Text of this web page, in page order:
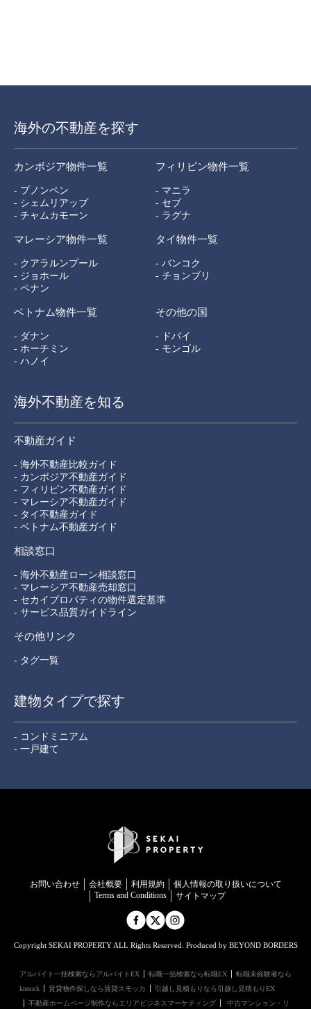
海外の不動産を探す
カンボジア物件一覧
- プノンペン
- シェムリアップ
- チャムカモーン
フィリピン物件一覧
- マニラ
- セブ
- ラグナ
マレーシア物件一覧
- クアラルンプール
- ジョホール
- ペナン
タイ物件一覧
- バンコク
- チョンブリ
ベトナム物件一覧
- ダナン
- ホーチミン
- ハノイ
その他の国
- ドバイ
- モンゴル
海外不動産を知る
不動産ガイド
- 海外不動産比較ガイド
- カンボジア不動産ガイド
- フィリピン不動産ガイド
- マレーシア不動産ガイド
- タイ不動産ガイド
- ベトナム不動産ガイド
相談窓口
- 海外不動産ローン相談窓口
- マレーシア不動産売却窓口
- セカイプロパティの物件選定基準
- サービス品質ガイドライン
その他リンク
- タグ一覧
建物タイプで探す
- コンドミニアム
- 一戸建て
お問い合わせ 会社概要 利用規約
個⼈情報の取り扱いについて
Terms and Conditions
サイトマップ
Copyright SEKAI PROPERTY ALL Rights Reserved. Produced by BEYOND BORDERS
アルバイト一括検索ならアルバイトEX 転職一括検索なら転職EX
転職未経験者なら
knoock
賃貸物件探しなら賃貸スモッカ
引越し見積もりなら引越し見積もりEX
不動産ホームページ制作ならエリアビジネスマーケティング
中古マンション・リ